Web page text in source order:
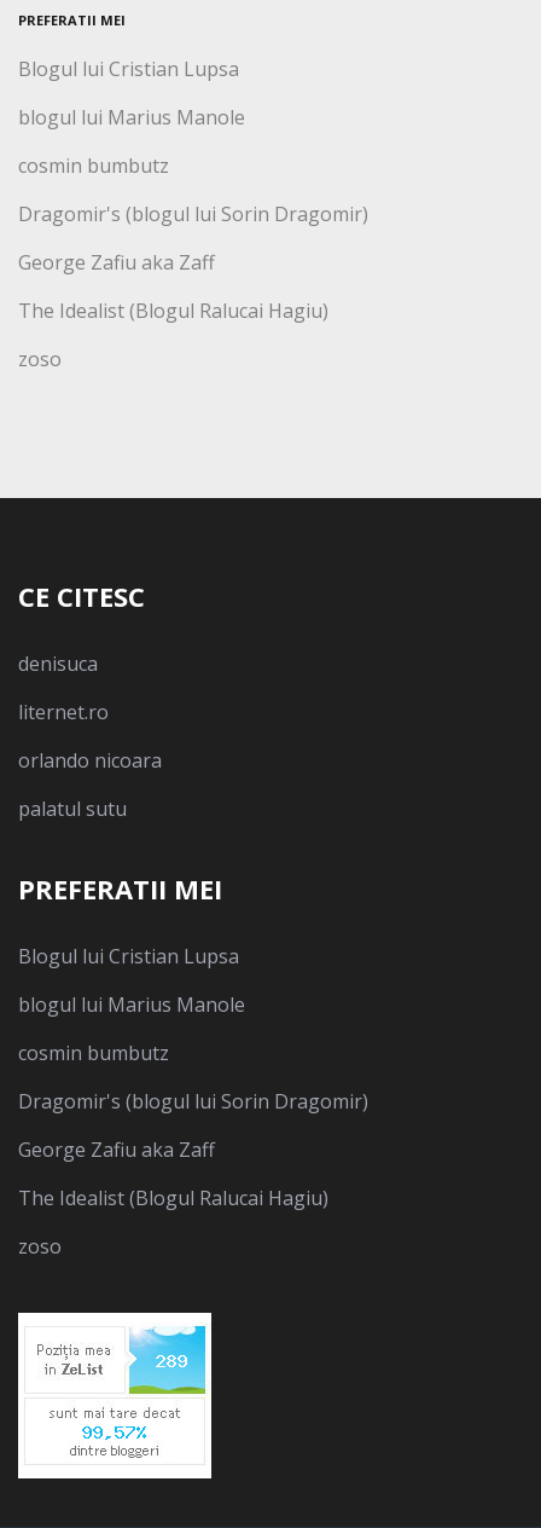
PREFERATII MEI
Blogul lui Cristian Lupsa
blogul lui Marius Manole
cosmin bumbutz
Dragomir's (blogul lui Sorin Dragomir)
George Zafiu aka Zaff
The Idealist (Blogul Ralucai Hagiu)
zoso
CE CITESC
denisuca
liternet.ro
orlando nicoara
palatul sutu
PREFERATII MEI
Blogul lui Cristian Lupsa
blogul lui Marius Manole
cosmin bumbutz
Dragomir's (blogul lui Sorin Dragomir)
George Zafiu aka Zaff
The Idealist (Blogul Ralucai Hagiu)
zoso